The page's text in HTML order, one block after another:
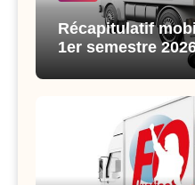
Récapitulatif
1er semestre